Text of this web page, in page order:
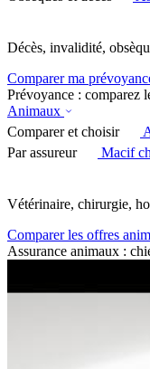
Décès, invalidité,
Comparer ma
Prévoyance : comparez
Animaux
Comparer et choisir
Par assureur
Macif
Vétérinaire, chirurgie,
Comparer les offres
Assurance animaux :